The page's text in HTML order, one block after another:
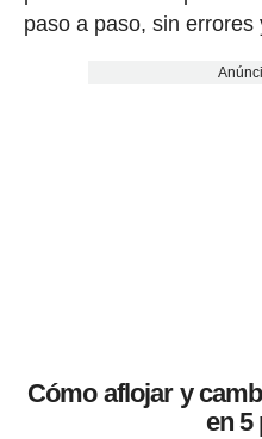
paso a paso, sin errores
Cómo aflojar y
en 5